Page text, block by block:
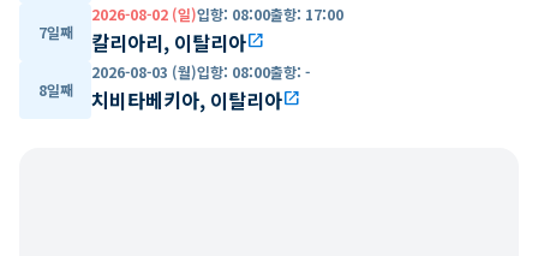
7일째
2026-08-02 (일)입항: 08:00출항: 17:00
칼리아리, 이탈리아open_in_new
8일째
2026-08-03 (월)입항: 08:00출항: -
치비타베키아, 이탈리아open_in_new